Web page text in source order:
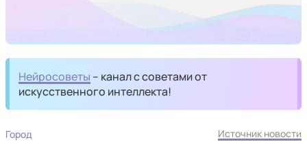
Нейросоветы – канал с советами от
искусственного интеллекта!
Город Источник новости